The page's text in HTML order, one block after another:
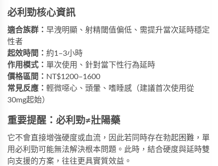
必利勁核心資訊
適合族群： 早洩明顯、射精閾值偏低、需提升當次延時穩定
性者
起效時間： 約1–3小時
作用模式： 單次使用、針對當下性行為延時
價格區間： NT$1200–1600
常見反應： 輕微噁心、頭暈、嗜睡感（建議首次使用從
30mg起始）
重要提醒：必利勁≠壯陽藥
它不會直接增強硬度或血流，因此若同時存在勃起困難，單
用必利勁可能無法解決根本問題。此時，結合硬度與延時雙
向支援的方案，往往更具實質效益。